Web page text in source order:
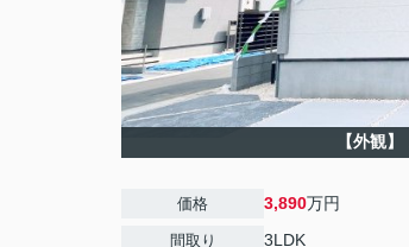
【外観】
価格 3,890万円
間取り 3LDK